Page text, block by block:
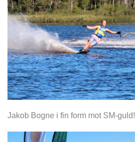
Jakob Bogne i fin form mot SM-guld!